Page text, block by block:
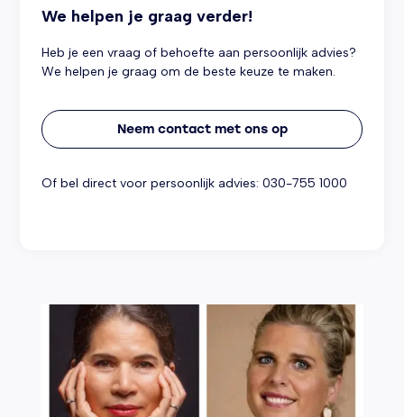
We helpen je graag verder!
Heb je een vraag of behoefte aan persoonlijk advies?
We helpen je graag om de beste keuze te maken.
Neem contact met ons op
Of bel direct voor persoonlijk advies:030-755 1000